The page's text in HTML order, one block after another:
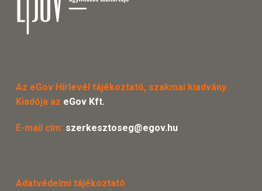
Az eGov Hírlevél tájékoztató, szakmai kiadvány.
Kiadója az eGov Kft.
E-mail cím: szerkesztoseg@egov.hu
Adatvédelmi tájékoztató